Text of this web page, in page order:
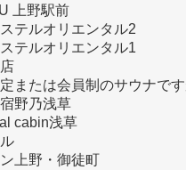
上野駅前
テルオリエンタル2
テルオリエンタル1
または会員制のサウナです
野乃浅草
cabin浅草
上野・御徒町